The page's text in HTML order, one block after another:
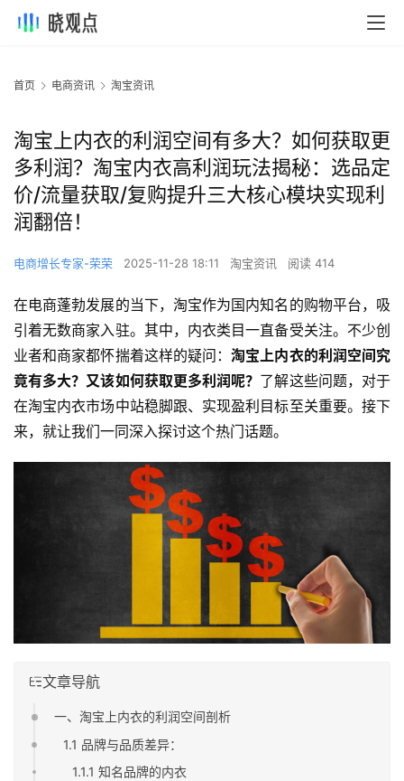
首页 电商资讯 淘宝资讯
淘宝上内衣的利润空间有多大？如何获取更
多利润？淘宝内衣高利润玩法揭秘：选品定
价/流量获取/复购提升三大核心模块实现利
润翻倍！
电商增长专家-荣荣 2025-11-28 18:11 淘宝资讯 阅读 414
在电商蓬勃发展的当下，淘宝作为国内知名的购物平台，吸
引着无数商家入驻。其中，内衣类目一直备受关注。不少创
业者和商家都怀揣着这样的疑问：淘宝上内衣的利润空间究
竟有多大？又该如何获取更多利润呢？ 了解这些问题，对于
在淘宝内衣市场中站稳脚跟、实现盈利目标至关重要。接下
来，就让我们一同深入探讨这个热门话题。
文章导航
一、淘宝上内衣的利润空间剖析
1.1 品牌与品质差异：
1.1.1 知名品牌的内衣